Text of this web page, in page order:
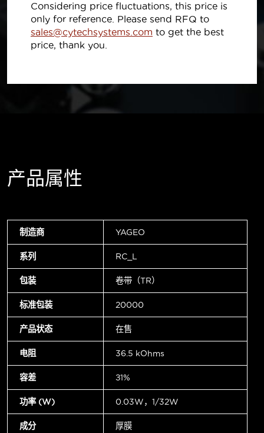
Considering price fluctuations, this price is
only for reference. Please send RFQ to
sales@cytechsystems.com to get the best
price, thank you.
产品属性
制造商 YAGEO
系列 RC_L
包装 卷带（TR）
标准包装 20000
产品状态 在售
电阻 36.5 kOhms
容差 ±1%
功率 (W) 0.03W，1/32W
成分 厚膜